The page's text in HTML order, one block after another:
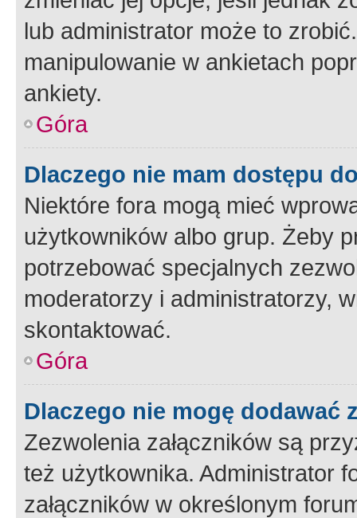
lub administrator może to
manipulowanie w ankietach
ankiety.
Góra
Dlaczego nie mam dostępu
Niektóre fora mogą mieć
użytkowników albo grup. Żeby
potrzebować specjalnych
moderatorzy i administratorzy,
skontaktować.
Góra
Dlaczego nie mogę dodawać
Zezwolenia załączników są
też użytkownika. Administrator
załączników w określonym